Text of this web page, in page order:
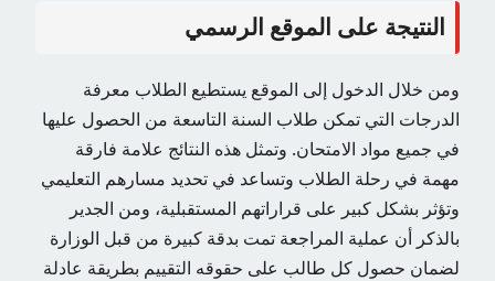
النتيجة على الموقع الرسمي
ومن خلال الدخول إلى الموقع يستطيع الطلاب معرفة
الدرجات التي تمكن طلاب السنة التاسعة من الحصول عليها
في جميع مواد الامتحان. وتمثل هذه النتائج علامة فارقة
مهمة في رحلة الطلاب وتساعد في تحديد مسارهم التعليمي
وتؤثر بشكل كبير على قراراتهم المستقبلية، ومن الجدير
بالذكر أن عملية المراجعة تمت بدقة كبيرة من قبل الوزارة
لضمان حصول كل طالب على حقوقه التقييم بطريقة عادلة